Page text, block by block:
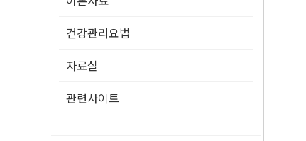
건강관리요법
자료실
관련사이트